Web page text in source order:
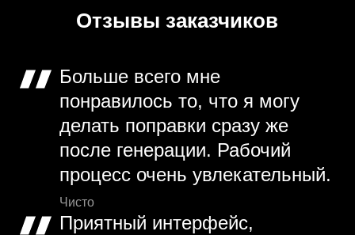
Отзывы заказчиков
Больше всего мне
понравилось то, что я могу
делать поправки сразу же
после генерации. Рабочий
процесс очень увлекательный.
Чисто
Приятный интерфейс,